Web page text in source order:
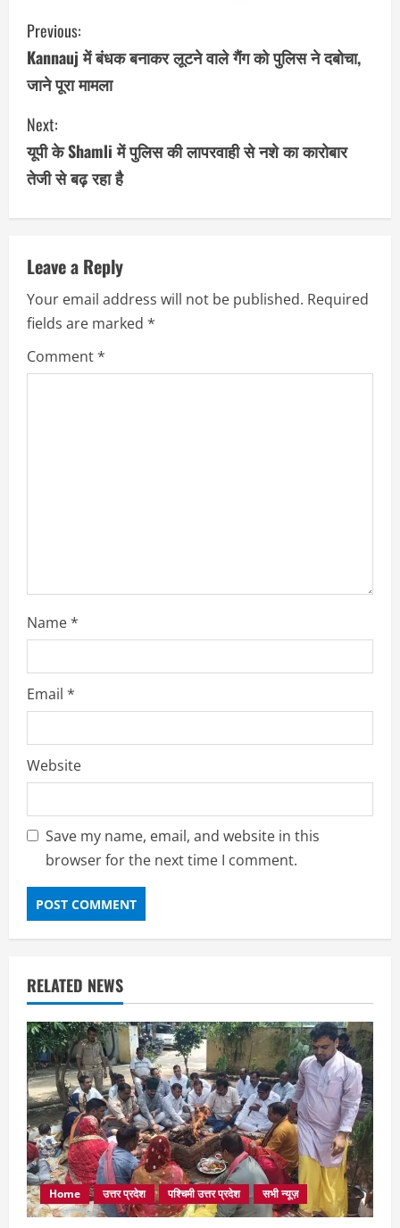
C
o
n
t
i
n
e
R
e
Previous:
Kannauj में बंधक बनाकर लूटने वाले गैंग को पुलिस ने दबोचा,
जाने पूरा मामला
Next:
यूपी के Shamli में पुलिस की लापरवाही से नशे का कारोबार
तेजी से बढ़ रहा है
Leave a Reply
Your email address will not be published. Required
fields are marked *
Comment*
Name*
Email *
Website
Save my name, email, and website in this
browser for the next time I comment.
RELATED NEWS
Home उत्तर प्रदेश पश्चिमी उत्तर प्रदेश सभी न्यूज़